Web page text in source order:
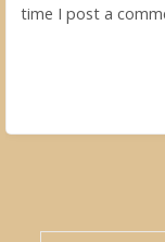
time I post a